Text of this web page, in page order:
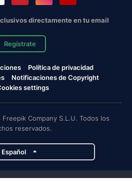
directamente en tu email
Regístrate
Política de privacidad
Notificaciones de Copyright
settings
Company S.L.U. Todos los
reservados.
Español